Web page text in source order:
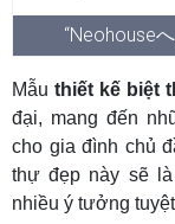
“Neohouse
Mẫuthiết kế biệt
đại, mang đến
cho gia đình chủ
thự đẹp này sẽ
nhiều ý tưởng